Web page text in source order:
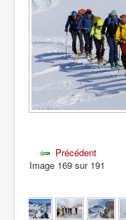
Précédent
Image 169 sur 191